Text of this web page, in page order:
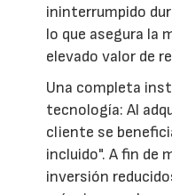
ininterrumpido
lo que asegura la
elevado valor de
Una completa
tecnología: Al
cliente se
incluido". A fin de
inversión